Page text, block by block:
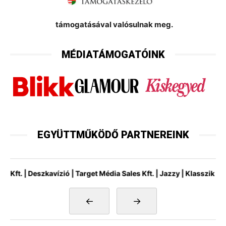
támogatásával valósulnak meg.
MÉDIATÁMOGATÓINK
EGYÜTTMŰKÖDŐ PARTNEREINK
| Deszkavízió | Target Média Sales Kft. | Jazzy | Klasszik
← →